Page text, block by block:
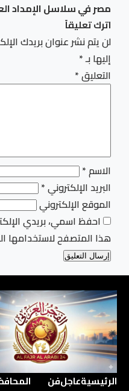
مصر في سلاسل الإمداد
اترك تعليقاً
لن يتم نشر عنوان بريدك
إليها بـ*
التعليق*
الاسم*
البريد الإلكتروني*
الموقع الإلكتروني
احفظ اسمي، بريدي
هذا المتصفح لاستخدامها
الرئيسيةعاجلفن